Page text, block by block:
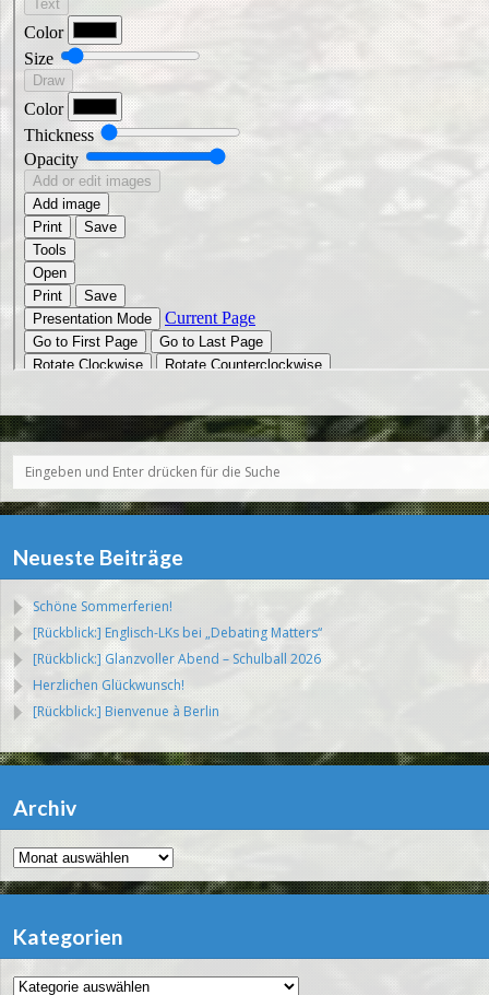
Neueste Beiträge
Schöne Sommerferien!
[Rückblick:] Englisch-LKs bei „Debating Matters“
[Rückblick:] Glanzvoller Abend – Schulball 2026
Herzlichen Glückwunsch!
[Rückblick:] Bienvenue à Berlin
Archiv
Archiv
Kategorien
Kategorien